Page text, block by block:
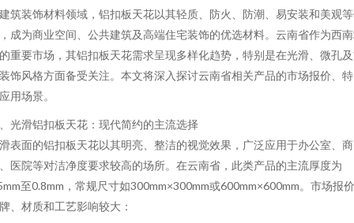
筑装饰材料领域，铝扣板天花以其轻质、防火、防潮、易安装和美观
成为商业空间、公共建筑及高端住宅装饰的优选材料。云南省作为西
重要市场，其铝扣板天花需求呈现多样化趋势，特别是在光滑、微孔
饰风格方面备受关注。本文将深入探讨云南省相关产品的市场报价、
用场景。
光滑铝扣板天花：现代简约的主流选择
表面的铝扣板天花以其明亮、整洁的视觉效果，广泛应用于办公室、商
医院等对洁净度要求较高的场所。在云南省，此类产品的主流厚度为
至0.8mm，常规尺寸如300mm×300mm或600mm×600mm。市场报
、材质和工艺影响较大：